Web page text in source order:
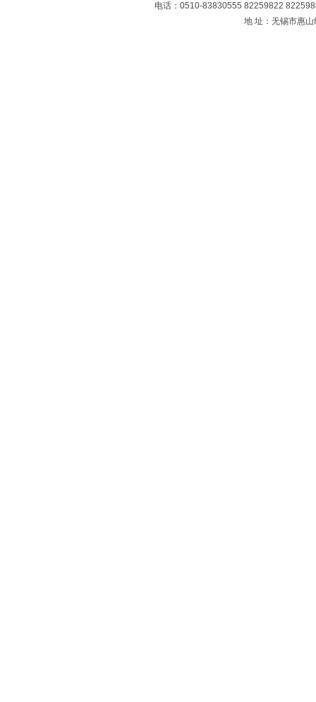
电话：0510-83830555 82259822
地 址：无锡市惠